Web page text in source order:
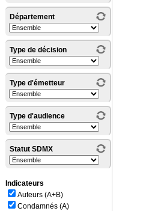
Département
Type de décision
Type d'émetteur
Type d'audience
Statut SDMX
Indicateurs
Auteurs (A+B)
Condamnés (A)